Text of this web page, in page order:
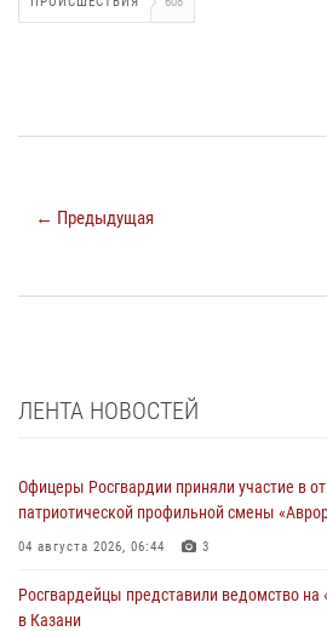
← Предыдущая
ЛЕНТА НОВОСТЕЙ
Офицеры Росгвардии приняли участие в
патриотической профильной смены
04 августа 2026, 06:44 3
Росгвардейцы представили ведомство на
в Казани